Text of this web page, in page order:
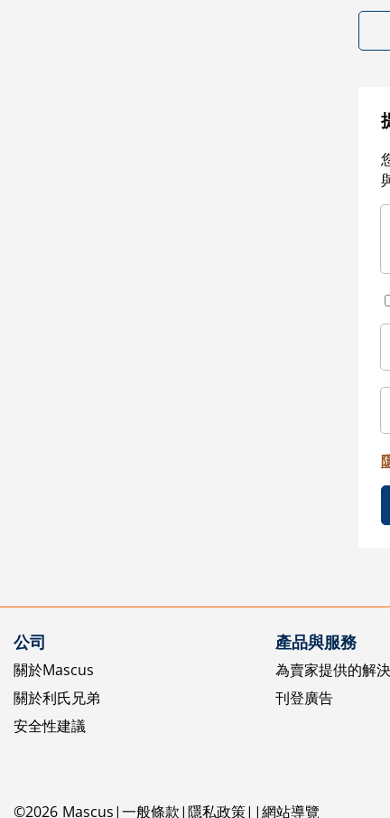
公司
關於Mascus
關於利氏兄弟
安全性建議
產品與服務
為賣家提供的解
刊登廣告
©2026 Mascus 一般條款 隱私政策 網站導覽